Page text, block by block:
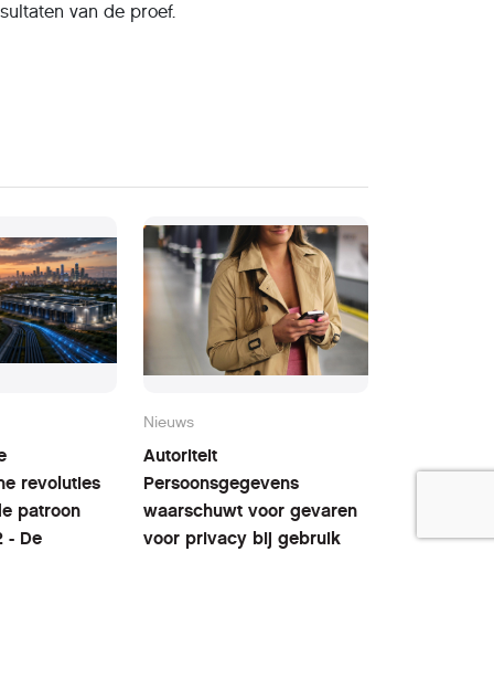
van de proef.
revoluties
patroon
- De
Nieuws
Autoriteit
Persoonsgegevens
waarschuwt voor gevaren
voor privacy bij gebruik